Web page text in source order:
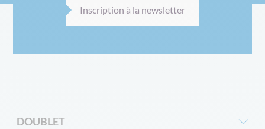
Inscription à la newsletter
DOUBLET